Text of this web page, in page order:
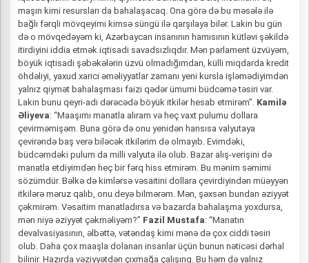
maşın kimi resursları da bahalaşacaq. Ona görə də bu məsələ ilə
bağlı fərqli mövqeyimi kimsə süngü ilə qarşılaya bilər. Lakin bu gün
də o mövqedəyəm ki, Azərbaycan insanının hamısının kütləvi şəkildə
itirdiyini iddia etmək iqtisadi savadsızlıqdır. Mən parlament üzvüyəm,
böyük iqtisadi şəbəkələrin üzvü olmadığımdan, külli miqdarda kredit
öhdəliyi, yaxud xarici əməliyyatlar zamanı yeni kursla işləmədiyimdən
yalnız qiymət bahalaşması faizi qədər ümumi büdcəmə təsiri var.
Lakin bunu qeyri-adi dərəcədə böyük itkilər hesab etmirəm”. Kamilə
Əliyeva: “Maaşımı manatla alıram və heç vaxt pulumu dollara
çevirməmişəm. Buna görə də onu yenidən hansısa valyutaya
çevirəndə baş verə biləcək itkilərim də olmayıb. Evimdəki,
büdcəmdəki pulum da milli valyuta ilə olub. Bazar alış-verişini də
manatla etdiyimdən heç bir fərq hiss etmirəm. Bu mənim səmimi
sözümdür. Bəlkə də kimlərsə vəsaitini dollara çevirdiyindən müəyyən
itkilərə məruz qalıb, onu deyə bilmərəm. Mən, şəxsən bundan əziyyət
çəkmirəm. Vəsaitim manatladırsa və bazarda bahalaşma yoxdursa,
mən niyə əziyyət çəkməliyəm?” Fazil Mustafa: “Manatın
devalvasiyasının, əlbəttə, vətəndaş kimi mənə də çox ciddi təsiri
olub. Daha çox maaşla dolanan insanlar üçün bunun nəticəsi dərhal
bilinir. Hazırda vəziyyətdən çıxmağa çalışırıq. Bu həm də yalnız